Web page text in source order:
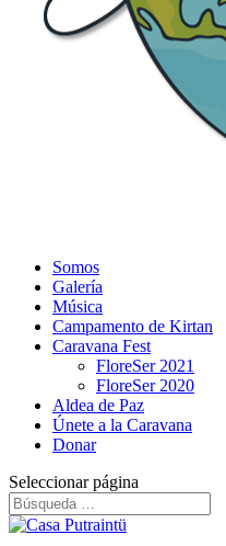
Somos
Galería
Música
Campamento de Kirtan
Caravana Fest
FloreSer 2021
FloreSer 2020
Aldea de Paz
Únete a la Caravana
Donar
Seleccionar página